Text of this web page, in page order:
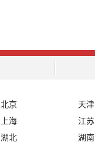
北京 天津
上海 江苏
湖北 湖南